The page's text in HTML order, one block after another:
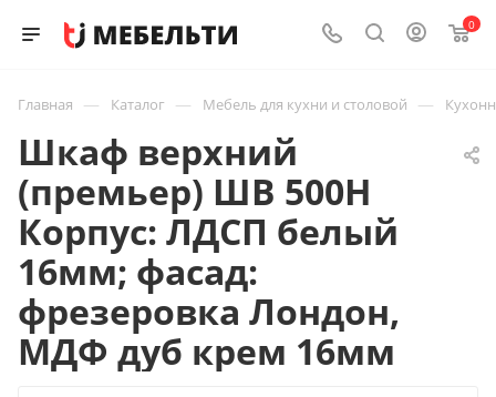
0
Главная — Каталог — Мебель для кухни и столовой —
Шкаф верхний
(премьер) ШВ 500Н
Корпус: ЛДСП белый
16мм; фасад:
фрезеровка Лондон,
МДФ дуб крем 16мм